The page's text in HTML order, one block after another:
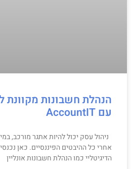
הנהלת חשבונות מקוונת
עם AccountIT
ניהול עסק יכול להיות אתגר מורכב,
אחרי כל ההיבטים הפיננסיים. כאן
הדיגיטליי כמו הנהלת חשבונות אונליין